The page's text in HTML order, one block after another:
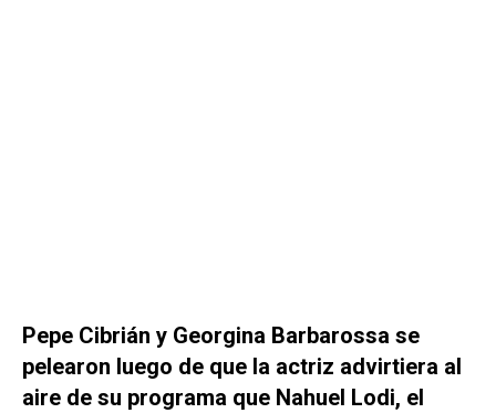
Pepe Cibrián y Georgina Barbarossa se
pelearon luego de que la actriz advirtiera al
aire de su programa que Nahuel Lodi, el